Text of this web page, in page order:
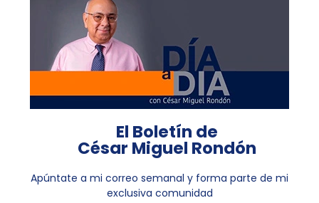
El Boletín de
César Miguel Rondón
Apúntate a mi correo semanal y forma parte de mi
exclusiva comunidad